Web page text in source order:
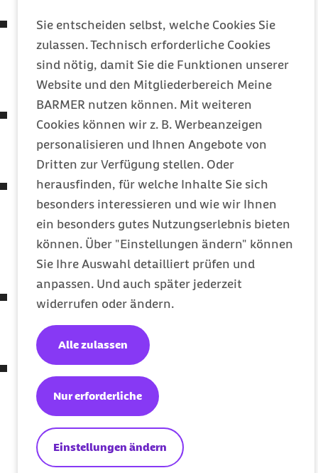
Sie entscheiden selbst, welche Cookies Sie
zulassen. Technisch erforderliche Cookies
sind nötig, damit Sie die Funktionen unserer
Website und den Mitgliederbereich Meine
BARMER nutzen können. Mit weiteren
Cookies können wir z. B. Werbeanzeigen
personalisieren und Ihnen Angebote von
Dritten zur Verfügung stellen. Oder
herausfinden, für welche Inhalte Sie sich
besonders interessieren und wie wir Ihnen
ein besonders gutes Nutzungserlebnis bieten
können. Über "Einstellungen ändern" können
Sie Ihre Auswahl detailliert prüfen und
anpassen. Und auch später jederzeit
widerrufen oder ändern.
Einstellungen ändern
Nur erforderliche
Alle zulassen
Verordnung zu Leistungen der gesetzlichen
Krankenversicherung bei Testungen für den
Nachweis des Vorliegens einer Infektion mit dem
CoronavirusSARS-CoV-2
Sozialgesetzbuch und anderer Gesetze
(7. SGB IV-ÄndG)
Gesetz zur Anpassung des
Medizinprodukterechts an die Verordnung (
2017/745 und die Verordnung (EU) 2017/746
(Medizinprodukte-EU-Anpassungsgesetz –
MPEUAnpG)
Zweites Gesetz zum Schutz der Bevölkerung bei
Tragweite
Verordnung zum Ausgleich
finanzieller Belastungen der Zahnärztinnen und
Zahnärzte, der Heilmittelerbringer und der
Einrichtungen des Müttergenesungswerks oder
gleichartigen Einrichtungen sowie zur
Pflegehilfsmittelversorgung